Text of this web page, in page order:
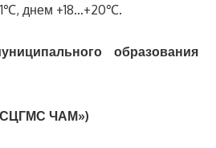
днем +18…+20℃.
образования
ЧАМ»)